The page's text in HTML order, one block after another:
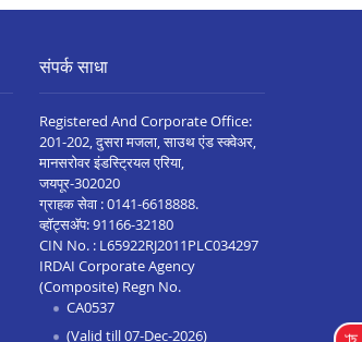
संपर्क साधा
Registered And Corporate Office:
201-202, दुसरा मजला, साउथ एंड स्क्वेअर,
मानसरोवर इंडस्ट्रियल एरिया,
जयपूर-302020
ग्राहक सेवा :0141-6618888.
व्हॉट्सॲप:91166-32180
CIN No. : L65922RJ2011PLC034297
IRDAI Corporate Agency
(Composite) Regn No.
CA0537
(Valid till 07-Dec-2026)